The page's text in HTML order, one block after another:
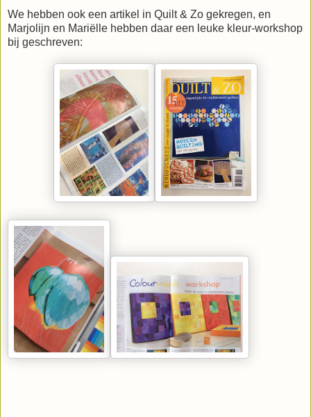
We hebben ook een artikel in Quilt & Zo gekregen, en
Marjolijn en Mariëlle hebben daar een leuke kleur-workshop
bij geschreven: